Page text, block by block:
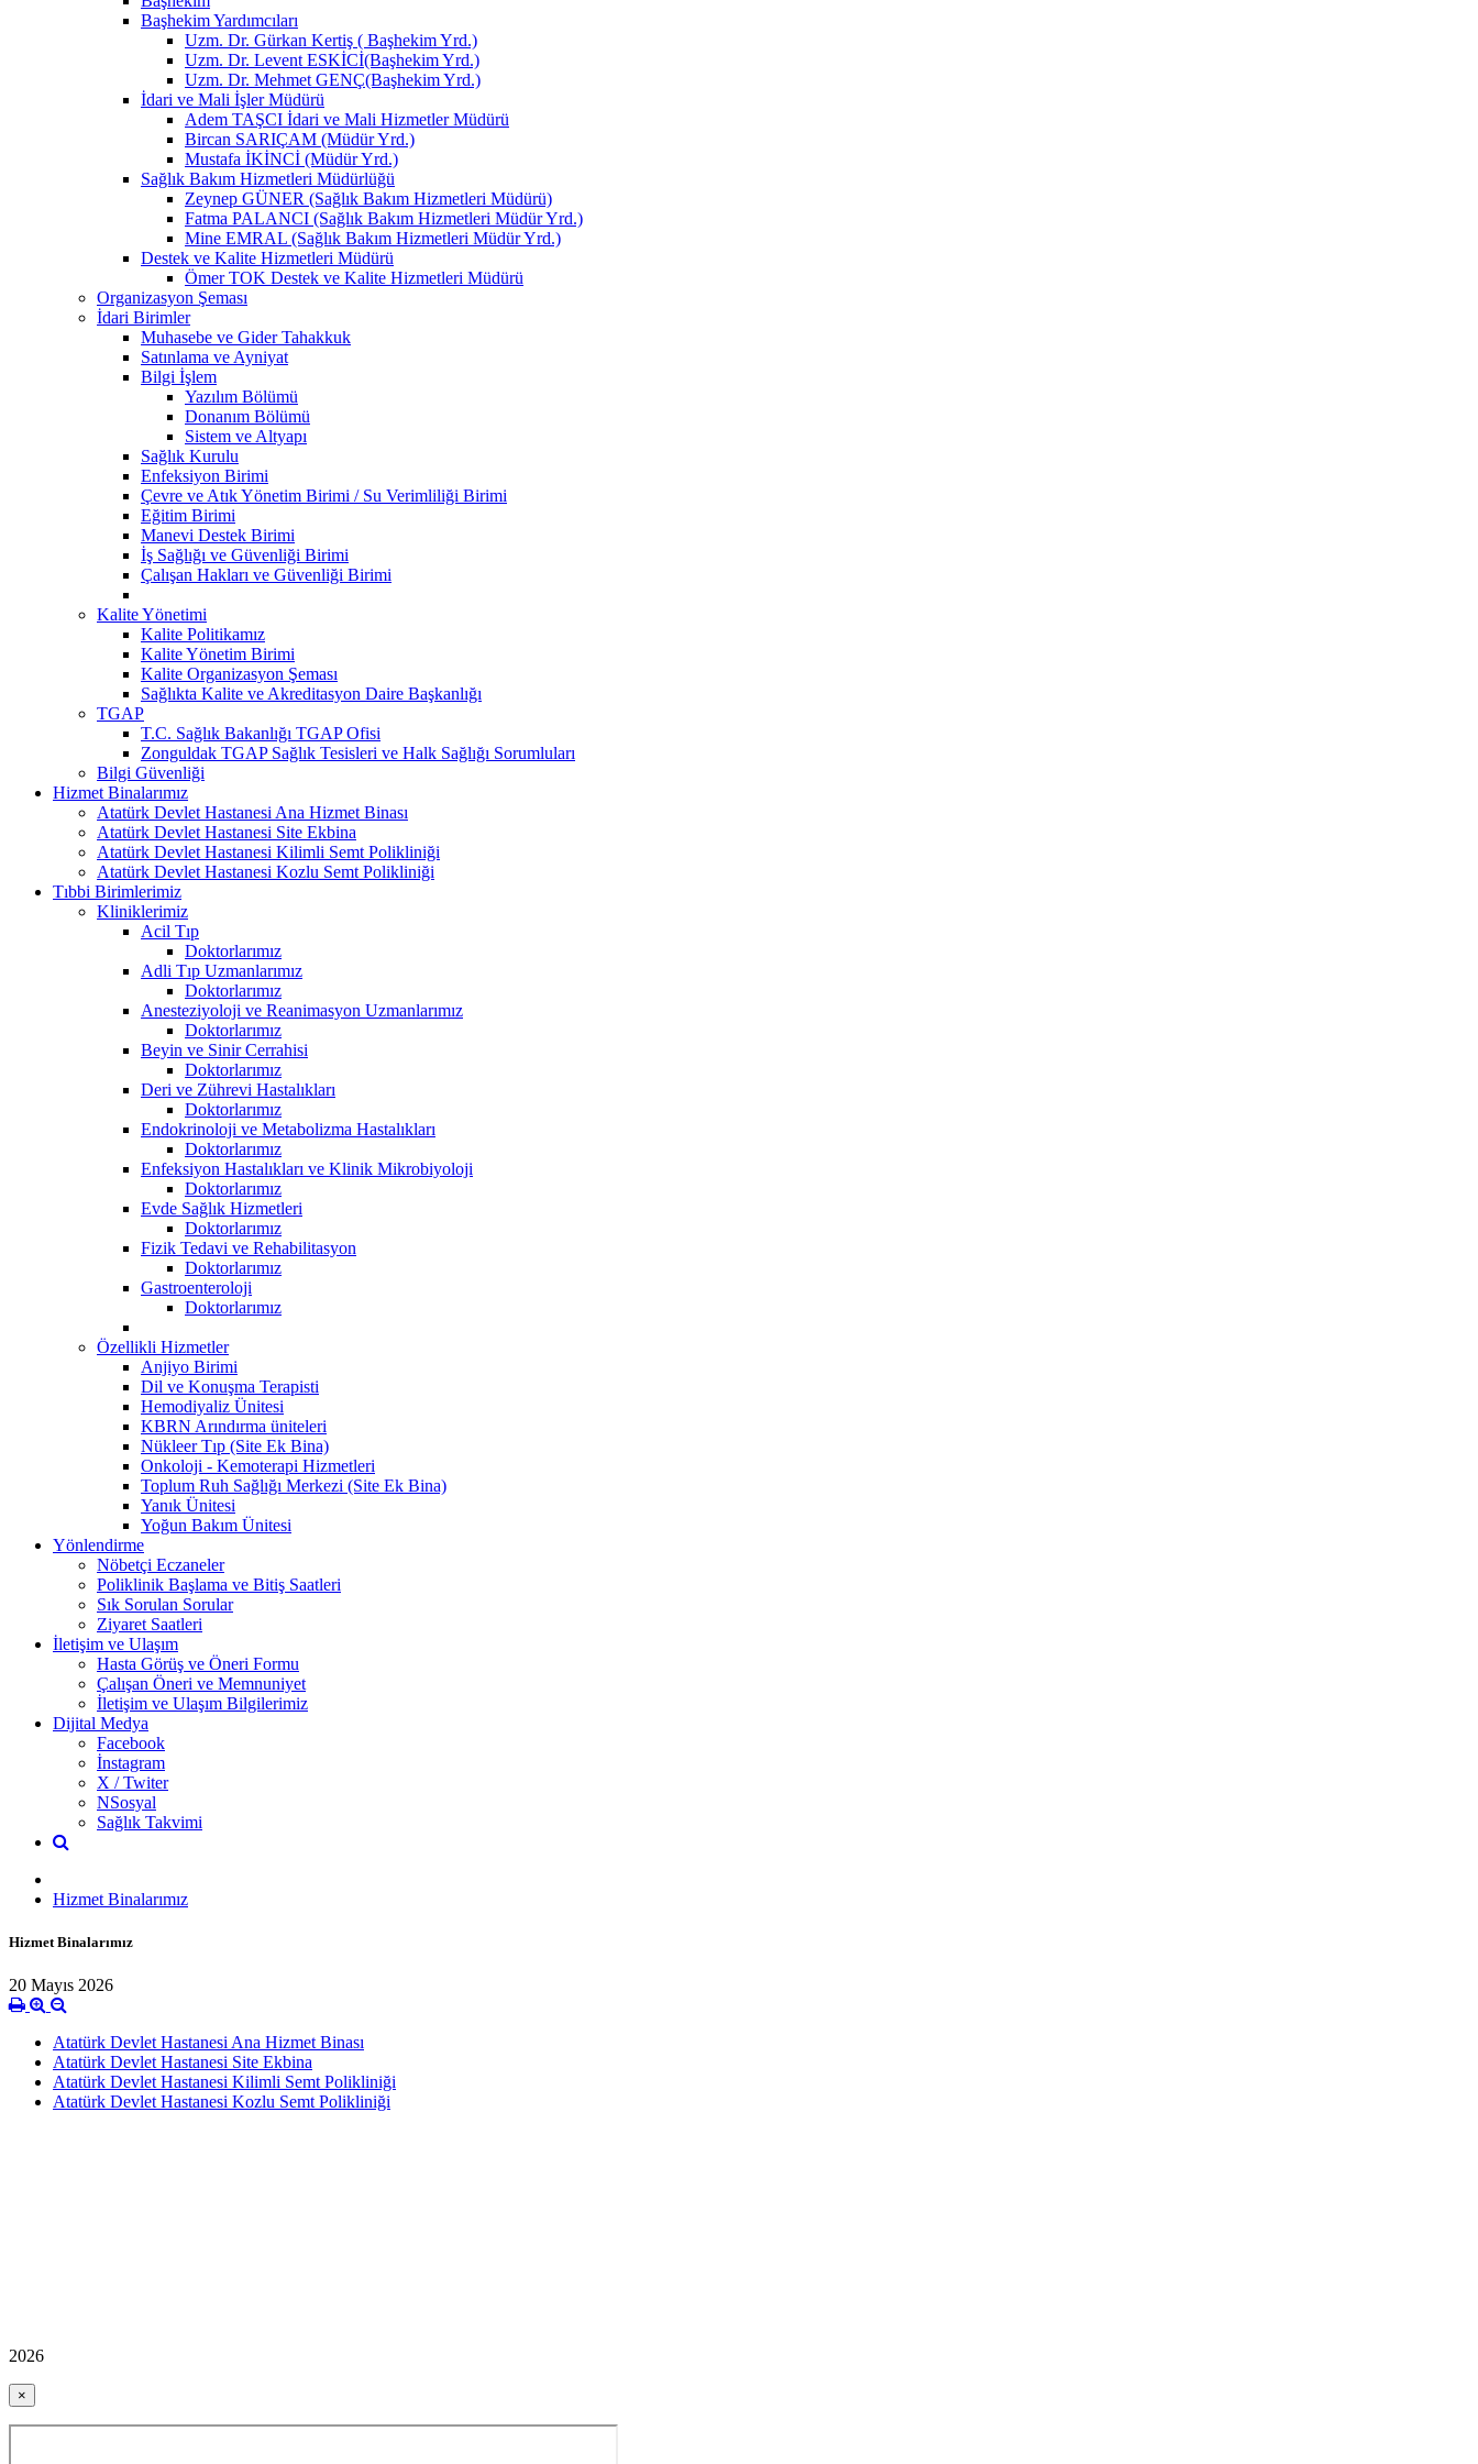
Başhekim Yardımcıları
Uzm. Dr. Gürkan Kertiş ( Başhekim Yrd.)
Uzm. Dr. Levent ESKİCİ(Başhekim Yrd.)
Uzm. Dr. Mehmet GENÇ(Başhekim Yrd.)
İdari ve Mali İşler Müdürü
Adem TAŞCI İdari ve Mali Hizmetler Müdürü
Bircan SARIÇAM (Müdür Yrd.)
Mustafa İKİNCİ (Müdür Yrd.)
Sağlık Bakım Hizmetleri Müdürlüğü
Zeynep GÜNER (Sağlık Bakım Hizmetleri Müdürü)
Fatma PALANCI (Sağlık Bakım Hizmetleri Müdür Yrd.)
Mine EMRAL (Sağlık Bakım Hizmetleri Müdür Yrd.)
Destek ve Kalite Hizmetleri Müdürü
Ömer TOK Destek ve Kalite Hizmetleri Müdürü
Organizasyon Şeması
İdari Birimler
Muhasebe ve Gider Tahakkuk
Satınlama ve Ayniyat
Bilgi İşlem
Yazılım Bölümü
Donanım Bölümü
Sistem ve Altyapı
Sağlık Kurulu
Enfeksiyon Birimi
Çevre ve Atık Yönetim Birimi / Su Verimliliği Birimi
Eğitim Birimi
Manevi Destek Birimi
İş Sağlığı ve Güvenliği Birimi
Çalışan Hakları ve Güvenliği Birimi
Kalite Yönetimi
Kalite Politikamız
Kalite Yönetim Birimi
Kalite Organizasyon Şeması
Sağlıkta Kalite ve Akreditasyon Daire Başkanlığı
TGAP
T.C. Sağlık Bakanlığı TGAP Ofisi
Zonguldak TGAP Sağlık Tesisleri ve Halk Sağlığı Sorumluları
Bilgi Güvenliği
Hizmet Binalarımız
Atatürk Devlet Hastanesi Ana Hizmet Binası
Atatürk Devlet Hastanesi Site Ekbina
Atatürk Devlet Hastanesi Kilimli Semt Polikliniği
Atatürk Devlet Hastanesi Kozlu Semt Polikliniği
Tıbbi Birimlerimiz
Kliniklerimiz
Acil Tıp
Doktorlarımız
Adli Tıp Uzmanlarımız
Doktorlarımız
Anesteziyoloji ve Reanimasyon Uzmanlarımız
Doktorlarımız
Beyin ve Sinir Cerrahisi
Doktorlarımız
Deri ve Zührevi Hastalıkları
Doktorlarımız
Endokrinoloji ve Metabolizma Hastalıkları
Doktorlarımız
Enfeksiyon Hastalıkları ve Klinik Mikrobiyoloji
Doktorlarımız
Evde Sağlık Hizmetleri
Doktorlarımız
Fizik Tedavi ve Rehabilitasyon
Doktorlarımız
Gastroenteroloji
Doktorlarımız
Özellikli Hizmetler
Anjiyo Birimi
Dil ve Konuşma Terapisti
Hemodiyaliz Ünitesi
KBRN Arındırma üniteleri
Nükleer Tıp (Site Ek Bina)
Onkoloji - Kemoterapi Hizmetleri
Toplum Ruh Sağlığı Merkezi (Site Ek Bina)
Yanık Ünitesi
Yoğun Bakım Ünitesi
Yönlendirme
Nöbetçi Eczaneler
Poliklinik Başlama ve Bitiş Saatleri
Sık Sorulan Sorular
Ziyaret Saatleri
İletişim ve Ulaşım
Hasta Görüş ve Öneri Formu
Çalışan Öneri ve Memnuniyet
İletişim ve Ulaşım Bilgilerimiz
Dijital Medya
Facebook
İnstagram
X / Twiter
NSosyal
Sağlık Takvimi
Hizmet Binalarımız
Hizmet Binalarımız
20 Mayıs 2026
Atatürk Devlet Hastanesi Ana Hizmet Binası
Atatürk Devlet Hastanesi Site Ekbina
Atatürk Devlet Hastanesi Kilimli Semt Polikliniği
Atatürk Devlet Hastanesi Kozlu Semt Polikliniği
2026
×